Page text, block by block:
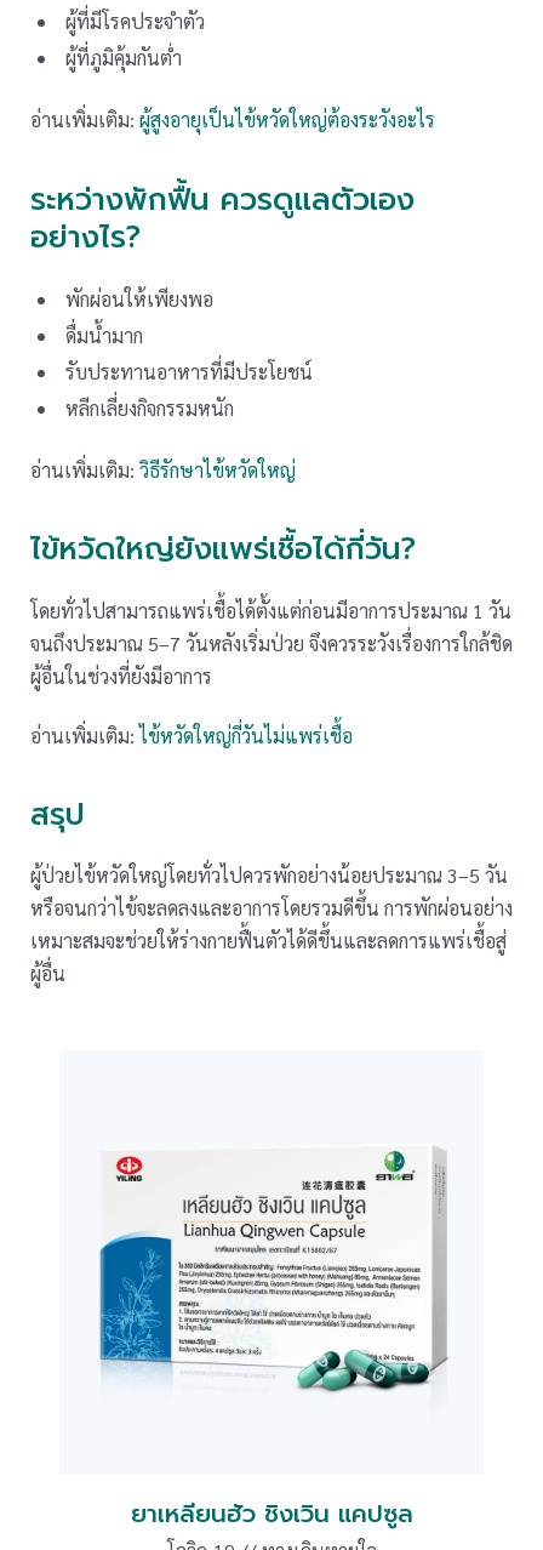
ผู้ที่มีโรคประจำตัว
ผู้ที่ภูมิคุ้มกันต่ำ
อ่านเพิ่มเติม: ผู้สูงอายุเป็นไข้หวัดใหญ่ต้องระวังอะไร
ระหว่างพักฟื้น ควรดูแลตัวเอง
อย่างไร?
พักผ่อนให้เพียงพอ
ดื่มน้ำมาก
รับประทานอาหารที่มีประโยชน์
หลีกเลี่ยงกิจกรรมหนัก
อ่านเพิ่มเติม: วิธีรักษาไข้หวัดใหญ่
ไข้หวัดใหญ่ยังแพร่เชื้อได้กี่วัน?
โดยทั่วไปสามารถแพร่เชื้อได้ตั้งแต่ก่อนมีอาการประมาณ 1 วัน
จนถึงประมาณ 5–7 วันหลังเริ่มป่วย จึงควรระวังเรื่องการใกล้ชิด
ผู้อื่นในช่วงที่ยังมีอาการ
อ่านเพิ่มเติม:ไข้หวัดใหญ่กี่วันไม่แพร่เชื้อ
สรุป
ผู้ป่วยไข้หวัดใหญ่โดยทั่วไปควรพักอย่างน้อยประมาณ 3–5 วัน
หรือจนกว่าไข้จะลดลงและอาการโดยรวมดีขึ้น การพักผ่อนอย่าง
เหมาะสมจะช่วยให้ร่างกายฟื้นตัวได้ดีขึ้นและลดการแพร่เชื้อสู่
ผู้อื่น
ยาเหลียนฮัว ชิงเวิน แคปซูล